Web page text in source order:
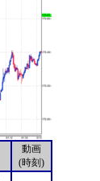
動画
(時刻)